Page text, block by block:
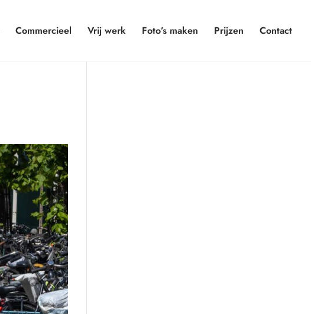
Commercieel Vrij werk Foto’s maken Prijzen Contact